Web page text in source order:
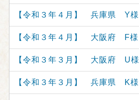
【令和３年４月】 兵庫県 Y様
【令和３年４月】 大阪府 F様
【令和３年３月】 大阪府 U様
【令和３年３月】 兵庫県 K様